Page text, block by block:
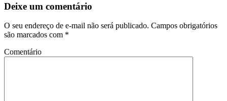
Deixe um comentário
O seu endereço de e-mail não será publicado. Campos obrigatórios
são marcados com *
Comentário